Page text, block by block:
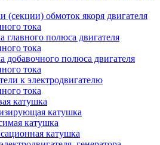
(секции) обмоток якоря двигателя
тока
главного полюса двигателя
тока
добавочного полюса двигателя
тока
к электродвигателю
тока
катушка
катушка
катушка
катушка